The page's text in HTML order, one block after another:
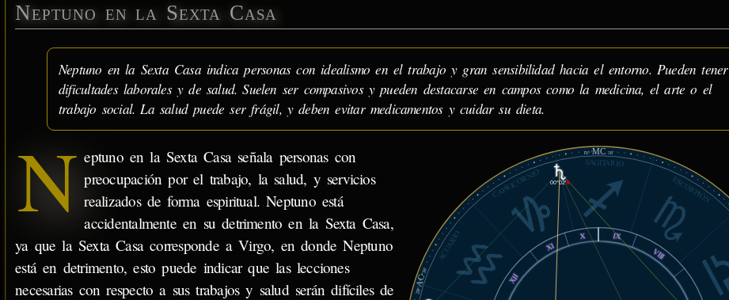
Neptuno en la Sexta Casa
Neptuno en la Sexta Casa indica personas con idealismo en el trabajo y gran sensibilidad hacia el entorno. Pueden tener
dificultades laborales y de salud. Suelen ser compasivos y pueden destacarse en campos como la medicina, el arte o el
trabajo social. La salud puede ser frágil, y deben evitar medicamentos y cuidar su dieta.
28°
AC
36'
16°MC 58'
ESCORPIÓN
SAGITARIO
CAPRICORNIO
ACUARIO X
XI
XII
VIII
IX
00°02'℞
N eptuno en la Sexta Casa señala personas con
preocupación por el trabajo, la salud, y servicios
realizados de forma espiritual. Neptuno está
accidentalmente en su detrimento en la Sexta Casa,
ya que la Sexta Casa corresponde a Virgo, en donde Neptuno
está en detrimento, esto puede indicar que las lecciones
necesarias con respecto a sus trabajos y salud serán difíciles de